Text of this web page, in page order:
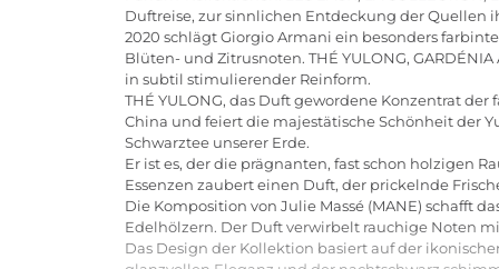
Duftreise, zur sinnlichen Entdeckung der Quellen
2020 schlägt Giorgio Armani ein besonders
Blüten- und Zitrusnoten. THÉ YULONG,
in subtil stimulierender Reinform.
THÉ YULONG, das Duft gewordene Konzentrat
China und feiert die majestätische Schönheit der
Schwarztee unserer Erde.
Er ist es, der die prägnanten, fast schon holzigen
Essenzen zaubert einen Duft, der prickelnde
Die Komposition von Julie Massé (MANE) schafft
Edelhölzern. Der Duft verwirbelt rauchige Noten
Das Design der Kollektion basiert auf der